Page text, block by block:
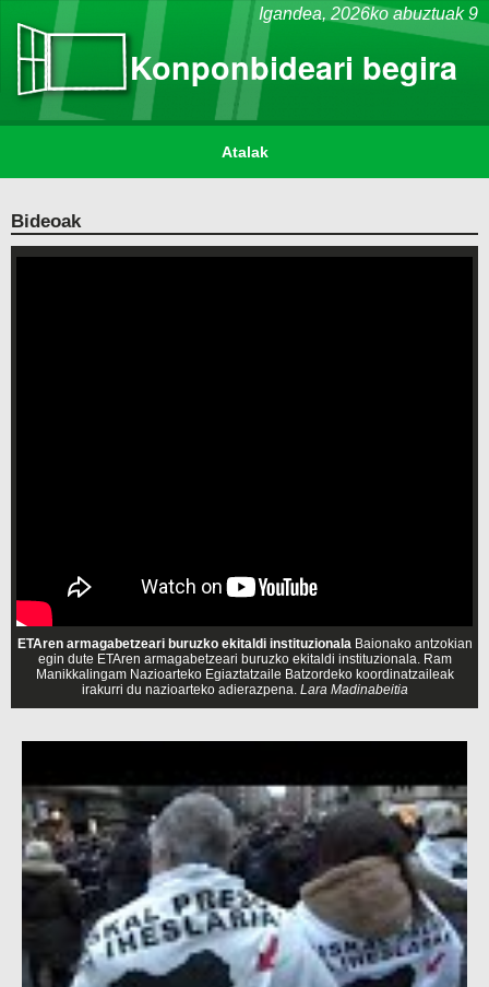
Igandea, 2026ko abuztuak 9
Konponbideari begira
Atalak
Bideoak
ETAren armagabetzeari buruzko ekitaldi instituzionalaBaionako antzokian
egin dute ETAren armagabetzeari buruzko ekitaldi instituzionala. Ram
Manikkalingam Nazioarteko Egiaztatzaile Batzordeko koordinatzaileak
irakurri du nazioarteko adierazpena. Lara Madinabeitia